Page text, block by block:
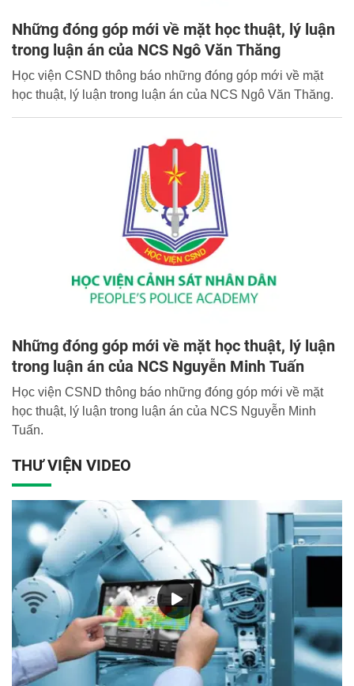
Những đóng góp mới về mặt học thuật, lý luận
trong luận án của NCS Ngô Văn Thăng
Học viện CSND thông báo những đóng góp mới về mặt
học thuật, lý luận trong luận án của NCS Ngô Văn Thăng.
Những đóng góp mới về mặt học thuật, lý luận
trong luận án của NCS Nguyễn Minh Tuấn
Học viện CSND thông báo những đóng góp mới về mặt
học thuật, lý luận trong luận án của NCS Nguyễn Minh
Tuấn.
THƯ VIỆN VIDEO